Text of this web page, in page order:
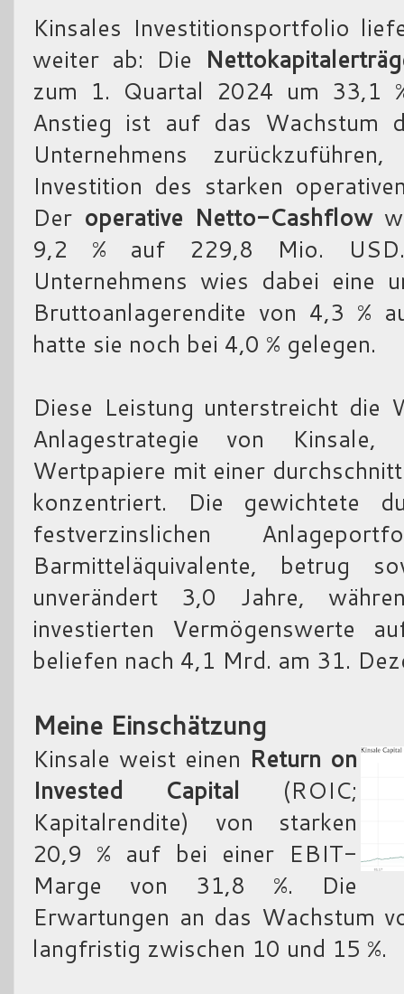
Kinsales Investitionsportfolio
weiter ab: Die
zum 1. Quartal 2024 um 33,1
Anstieg ist auf das Wachstum
Unternehmens
Investition des starken
Der operative Netto-Cashflow
9,2 % auf 229,8 Mio.
Unternehmens wies dabei eine
Bruttoanlagerendite von 4,3 %
hatte sie noch bei 4,0 % gelegen.
Diese Leistung unterstreicht die
Anlagestrategie von
Wertpapiere mit einer
konzentriert. Die gewichtete
festverzinslichen
Barmitteläquivalente,
unverändert 3,0 Jahre,
investierten Vermögenswerte
beliefen nach 4,1 Mrd. am 31.
Meine Einschätzung
Kinsale weist einen Return on
Invested Capital (ROIC;
Kapitalrendite) von starken
20,9 % auf bei einer EBIT-
Marge von 31,8 %. Die
Erwartungen an das Wachstum
langfristig zwischen 10 und 15 %.